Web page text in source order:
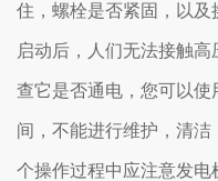
住，螺栓是否紧固，以
启动后，人们无法接触
查它是否通电，您可以使
间，不能进行维护，清
个操作过程中应注意发电